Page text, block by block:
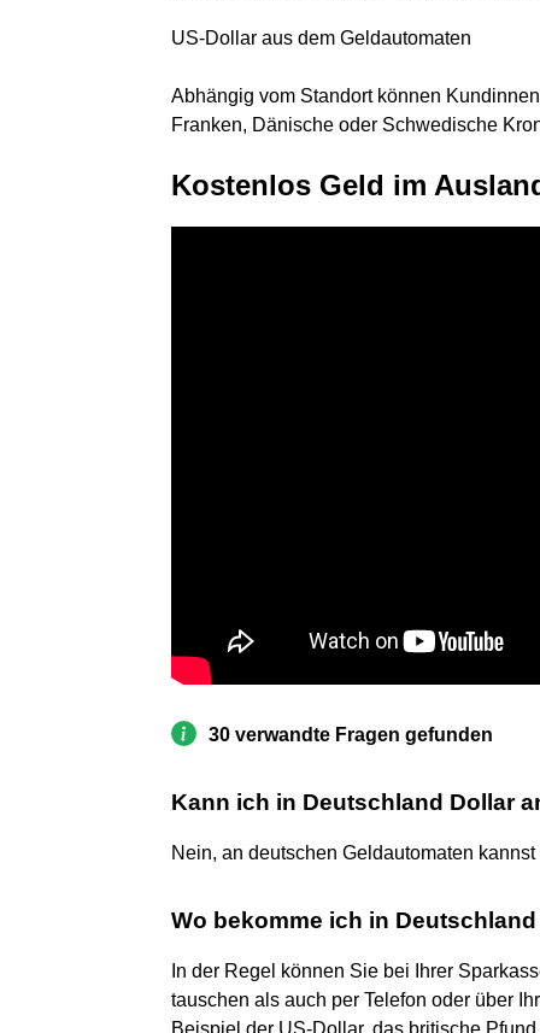
US-Dollar aus dem Geldautomaten
Abhängig vom Standort können
Franken, Dänische oder Schwedische
Kostenlos Geld im
30 verwandte Fragen gefunden
Kann ich in Deutschland Dollar
Nein, an deutschen Geldautomaten
Wo bekomme ich in
In der Regel können Sie bei Ihrer
tauschen als auch per Telefon oder über
Beispiel der US-Dollar, das britische